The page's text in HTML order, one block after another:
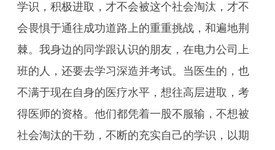
学识，积极进取，才不会被这个社会淘汰，才不
会畏惧于通往成功道路上的重重挑战，和遍地荆
棘。我身边的同学跟认识的朋友，在电力公司上
班的人，还要去学习深造并考试。当医生的，也
不满于现在自身的医疗水平，想往高层进取，考
得医师的资格。他们都凭着一股不服输，不想被
社会淘汰的干劲，不断的充实自己的学识，以期